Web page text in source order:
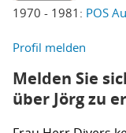
1970 - 1981: POS
Profil melden
Melden Sie
über Jörg zu